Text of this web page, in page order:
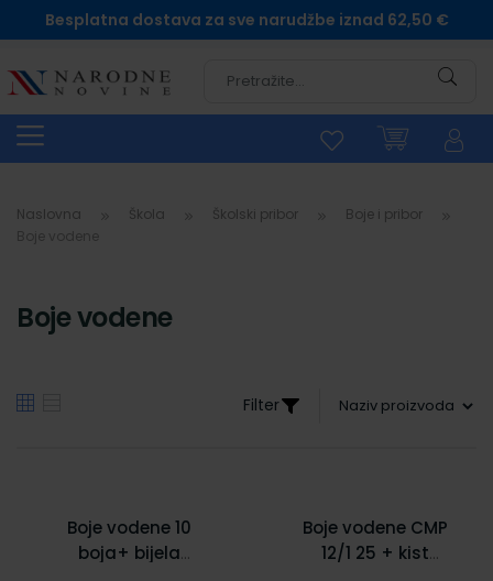
Besplatna dostava za sve narudžbe iznad 62,50 €
Naslovna Škola Školski pribor
Boje i pribor
Boje vodene
Filter
Boje vodene 10
boja+ bijela
Boje vodene CMP
12/1 25 + kist